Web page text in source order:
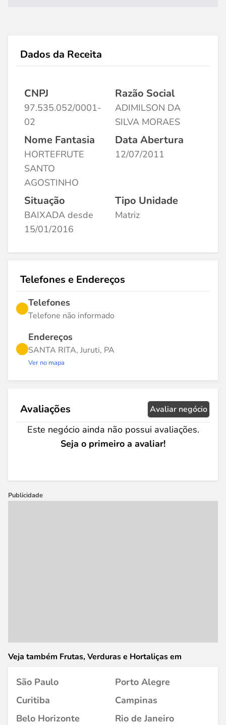
Dados da Receita
CNPJ
97.535.052/0001-
02
Razão Social
ADIMILSON DA
SILVA MORAES
Nome Fantasia
HORTEFRUTE
SANTO
AGOSTINHO
Data Abertura
12/07/2011
Situação
BAIXADA desde
15/01/2016
Tipo Unidade
Matriz
Telefones e Endereços
Telefones
Telefone não informado
Endereços
SANTA RITA, Juruti, PA
Ver no mapa
Avaliações Avaliar negócio
Este negócio ainda não possui avaliações.
Seja o primeiro a avaliar!
Publicidade
Veja também Frutas, Verduras e Hortaliças em
São Paulo
Porto Alegre
Curitiba
Campinas
Belo Horizonte
Rio de Janeiro